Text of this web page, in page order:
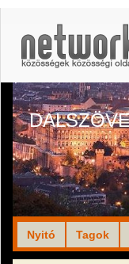
Nyitó Tagok